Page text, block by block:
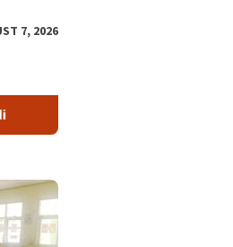
7, 2026
City Mall Hadirkan “Kita